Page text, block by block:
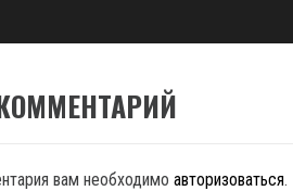
вам необходимо авторизоваться.